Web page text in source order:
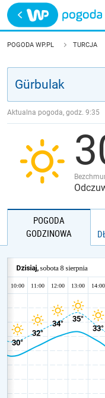
Trwa ładowanie
POLSKA
JAKOŚĆ POWIETRZA
POGODA WP.PL TURCJA
Aktualna pogoda, godz. 9:35
POGODA
GODZINOWA